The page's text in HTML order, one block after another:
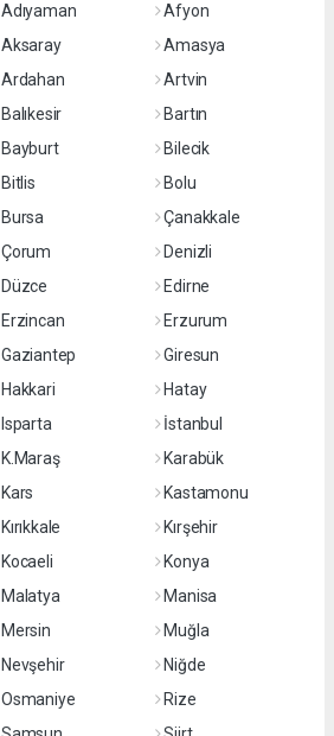
Adıyaman
Afyon
Aksaray
Amasya
Ardahan
Artvin
Balıkesir
Bartın
Bayburt
Bilecik
Bitlis
Bolu
Bursa
Çanakkale
Çorum
Denizli
Düzce
Edirne
Erzincan
Erzurum
Gaziantep
Giresun
Hakkari
Hatay
Isparta
İstanbul
K.Maraş
Karabük
Kars
Kastamonu
Kırıkkale
Kırşehir
Kocaeli
Konya
Malatya
Manisa
Mersin
Muğla
Nevşehir
Niğde
Osmaniye
Rize